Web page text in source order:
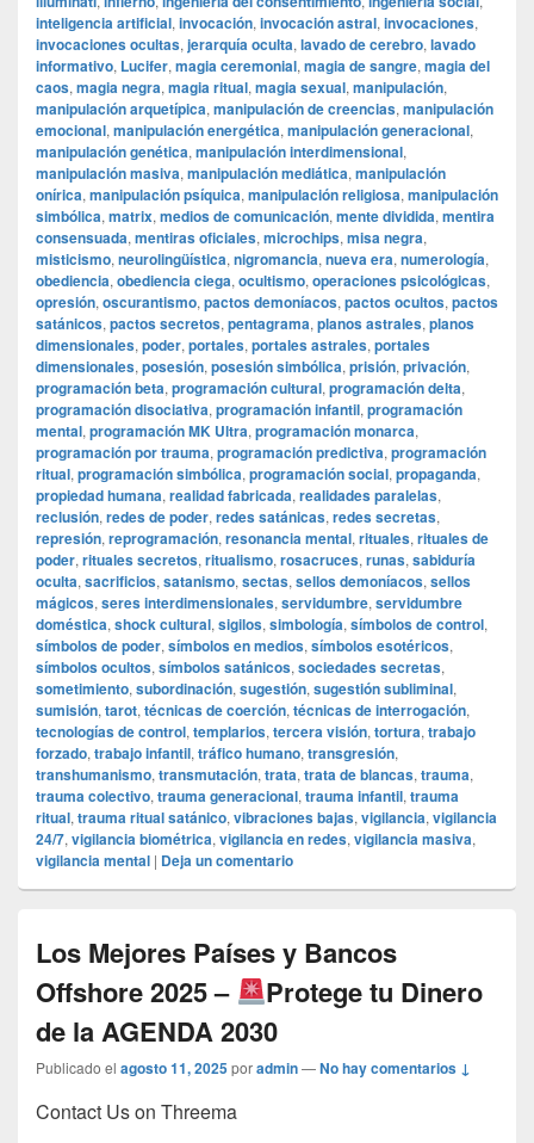
inteligencia artificial, invocación, invocación astral, invocaciones,
invocaciones ocultas, jerarquía oculta, lavado de cerebro, lavado
informativo, Lucifer, magia ceremonial, magia de sangre, magia del
caos, magia negra, magia ritual, magia sexual, manipulación,
manipulación arquetípica, manipulación de creencias, manipulación
emocional, manipulación energética, manipulación generacional,
manipulación genética, manipulación interdimensional,
manipulación masiva, manipulación mediática, manipulación
onírica, manipulación psíquica, manipulación religiosa, manipulación
simbólica, matrix, medios de comunicación, mente dividida, mentira
consensuada, mentiras oficiales, microchips, misa negra,
misticismo, neurolingüística, nigromancia, nueva era, numerología,
obediencia, obediencia ciega, ocultismo, operaciones psicológicas,
opresión, oscurantismo, pactos demoníacos, pactos ocultos, pactos
satánicos, pactos secretos, pentagrama, planos astrales, planos
dimensionales, poder, portales, portales astrales, portales
dimensionales, posesión, posesión simbólica, prisión, privación,
programación beta, programación cultural, programación delta,
programación disociativa, programación infantil, programación
mental, programación MK Ultra, programación monarca,
programación por trauma, programación predictiva, programación
ritual, programación simbólica, programación social, propaganda,
propiedad humana, realidad fabricada, realidades paralelas,
reclusión, redes de poder, redes satánicas, redes secretas,
represión, reprogramación, resonancia mental, rituales, rituales de
poder, rituales secretos, ritualismo, rosacruces, runas, sabiduría
oculta, sacrificios, satanismo, sectas, sellos demoníacos, sellos
mágicos, seres interdimensionales, servidumbre, servidumbre
doméstica, shock cultural, sigilos, simbología, símbolos de control,
símbolos de poder, símbolos en medios, símbolos esotéricos,
símbolos ocultos, símbolos satánicos, sociedades secretas,
sometimiento, subordinación, sugestión, sugestión subliminal,
sumisión, tarot, técnicas de coerción, técnicas de interrogación,
tecnologías de control, templarios, tercera visión, tortura, trabajo
forzado, trabajo infantil, tráfico humano, transgresión,
transhumanismo, transmutación, trata, trata de blancas, trauma,
trauma colectivo, trauma generacional, trauma infantil, trauma
ritual, trauma ritual satánico, vibraciones bajas, vigilancia, vigilancia
24/7, vigilancia biométrica, vigilancia en redes, vigilancia masiva,
vigilancia mental | Deja un comentario
Los Mejores Países y Bancos
Offshore 2025 –
Protege tu Dinero
de la AGENDA 2030
Publicado el agosto 11, 2025poradmin—No hay comentarios ↓
Contact Us on Threema